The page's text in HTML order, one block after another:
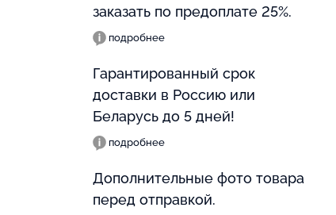
заказать по предоплате 25%.
подробнее
Гарантированный срок
доставки в Россию или
Беларусь до 5 дней!
подробнее
Дополнительные фото товара
перед отправкой.